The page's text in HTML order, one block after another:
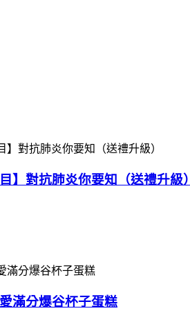
】對抗肺炎你要知（送禮升級）
滿分爆谷杯子蛋糕